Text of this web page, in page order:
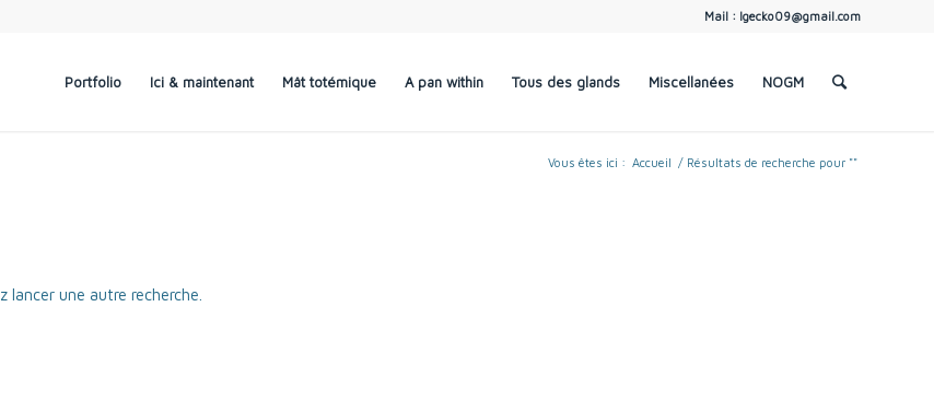
Mail : lgecko09@gmail.com
Portfolio Ici & maintenant Mât totémique A pan within Tous des glands Miscellanées NOGM
Vous êtes ici : Accueil / Résultats de recherche pour ""
une autre recherche.